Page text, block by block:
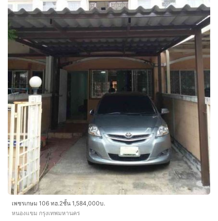
เพชรเกษม 106 ทฮ.2ชั้น 1,584,000บ.
หนองแขม กรุงเทพมหานคร